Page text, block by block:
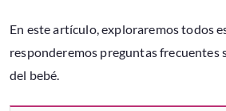
En este artículo, exploraremos todos
responderemos preguntas frecuentes
del bebé.